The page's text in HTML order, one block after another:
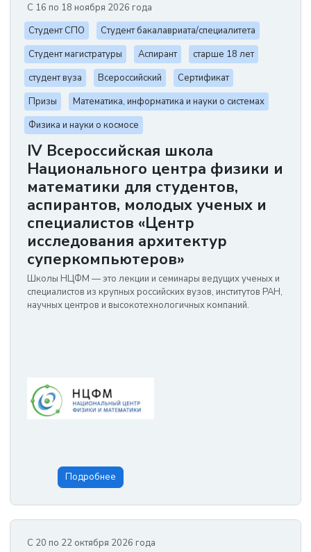
С 16 по 18 ноября 2026 года
Студент СПО
Студент бакалавриата/специалитета
Студент магистратуры
Аспирант
старше 18 лет
студент вуза
Всероссийский
Сертификат
Призы
Математика, информатика и науки о системах
Физика и науки о космосе
IV Всероссийская школа
Национального центра физики и
математики для студентов,
аспирантов, молодых ученых и
специалистов «Центр
исследования архитектур
суперкомпьютеров»
Школы НЦФМ — это лекции и семинары ведущих ученых и
специалистов из крупных российских вузов, институтов РАН,
научных центров и высокотехнологичных компаний.
Подробнее
С 20 по 22 октября 2026 года